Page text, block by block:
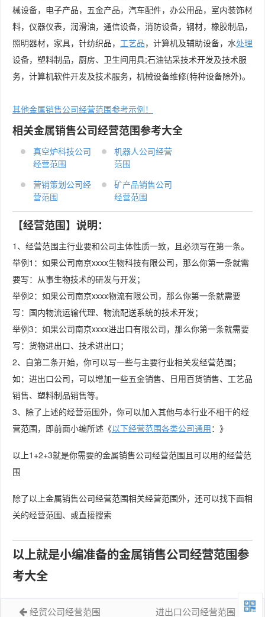
械设备，电子产品，五金产品，汽车配件，办公用品，室内装饰材
料，仪器仪表，润滑油，通信设备，消防设备，钢材，橡胶制品，
照明器材，家具，针纺织品， 工艺品，计算机及辅助设备，水处理
设备，塑料制品，厨房、卫生间用具;石油钻采技术开发及技术服
务，计算机软件开发及技术服务，机械设备维修(特种设备除外)。
其他金属销售公司经营范围参考示例！
相关金属销售公司经营范围参考大全
真空炉科技公司
经营范围
机器人公司经营
范围
营销策划公司经
营范围
矿产品销售公司
经营范围
【经营范围】说明：
1、经营范围主行业要和公司主体性质一致，且必须写在第一条。
举例1：如果公司南京xxxx生物科技有限公司，那么你第一条就需
要写：从事生物技术的研发与开发；
举例2：如果公司南京xxxx物流有限公司，那么你第一条就需要
写：国内物流运输代理、物流配送系统的技术开发；
举例3：如果公司南京xxxx进出口有限公司，那么你第一条就需要
写：货物进出口、技术进出口；
2、自第二条开始，你可以写一些与主要行业相关发经营范围；
如：进出口公司，可以增加一些五金销售、日用百货销售、工艺品
销售、塑料制品销售等。
3、除了上述的经营范围外，你可以加入其他与本行业不相干的经
营范围，即前面小编所述《以下经营范围各类公司通用：》
以上1+2+3就是你需要的金属销售公司经营范围且可以用的经营范
围
除了以上金属销售公司经营范围相关经营范围外，还可以找下面相
关的经营范围、或直接搜索
以上就是小编准备的金属销售公司经营范围参
考大全
经贸公司经营范围 进出口公司经营范围